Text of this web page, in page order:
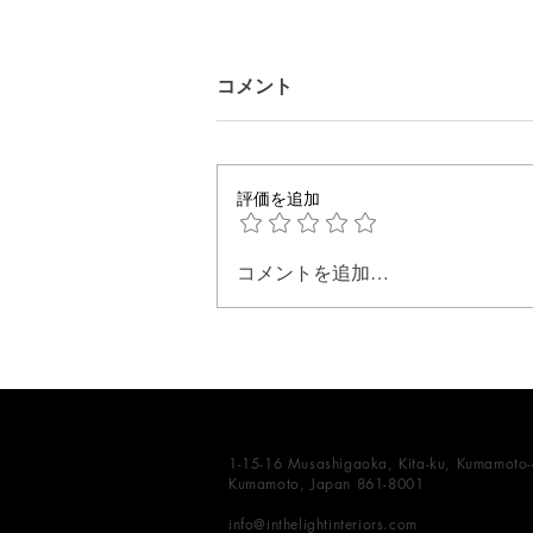
美しい天井を意識する
コメント
評価を追加
コメントを追加…
1-15-16 Musashigaoka, Kita-ku,
Kumamoto, Japan 861-8001
info@inthelightinteriors.com